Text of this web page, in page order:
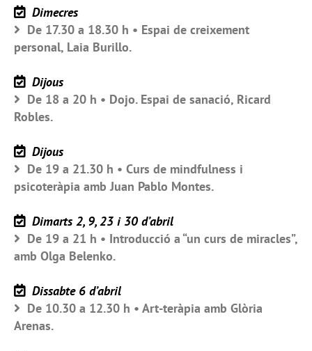
Dimecres
De 17.30 a 18.30 h • Espai de creixement
personal, Laia Burillo.
Dijous
De 18 a 20 h • Dojo. Espai de sanació, Ricard
Robles.
Dijous
De 19 a 21.30 h • Curs de mindfulness i
psicoteràpia amb Juan Pablo Montes.
Dimarts 2, 9, 23 i 30 d’abril
De 19 a 21 h • Introducció a “un curs de miracles”,
amb Olga Belenko.
Dissabte 6 d’abril
De 10.30 a 12.30 h • Art-teràpia amb Glòria
Arenas.